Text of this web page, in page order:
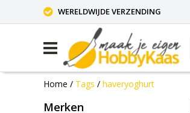
WERELDWIJDE VERZENDING
Home / Tags / haveryoghurt
Merken